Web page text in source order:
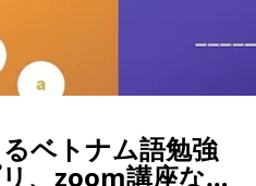
ベトナム語勉強
、zoom講座な